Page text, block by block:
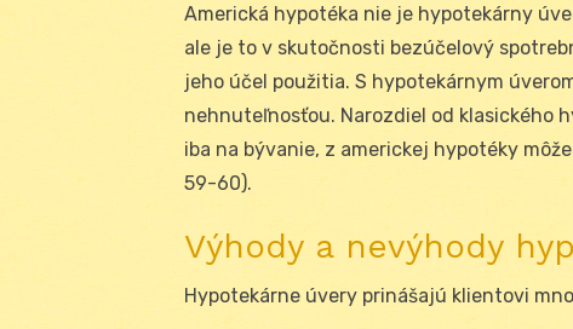
Americká hypotéka nie je hypotekárny
ale je to v skutočnosti bezúčelový
jeho účel použitia. S hypotekárnym
nehnuteľnosťou. Narozdiel od klasického
iba na bývanie, z americkej hypotéky
59-60).
Výhody a nevýhody
Hypotekárne úvery prinášajú klientovi